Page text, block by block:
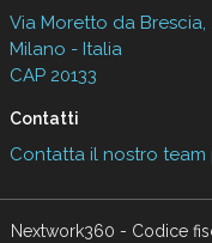
Via Moretto da Brescia,
Milano - Italia
CAP 20133
Contatti
Contatta il nostro
Nextwork360 - Codice